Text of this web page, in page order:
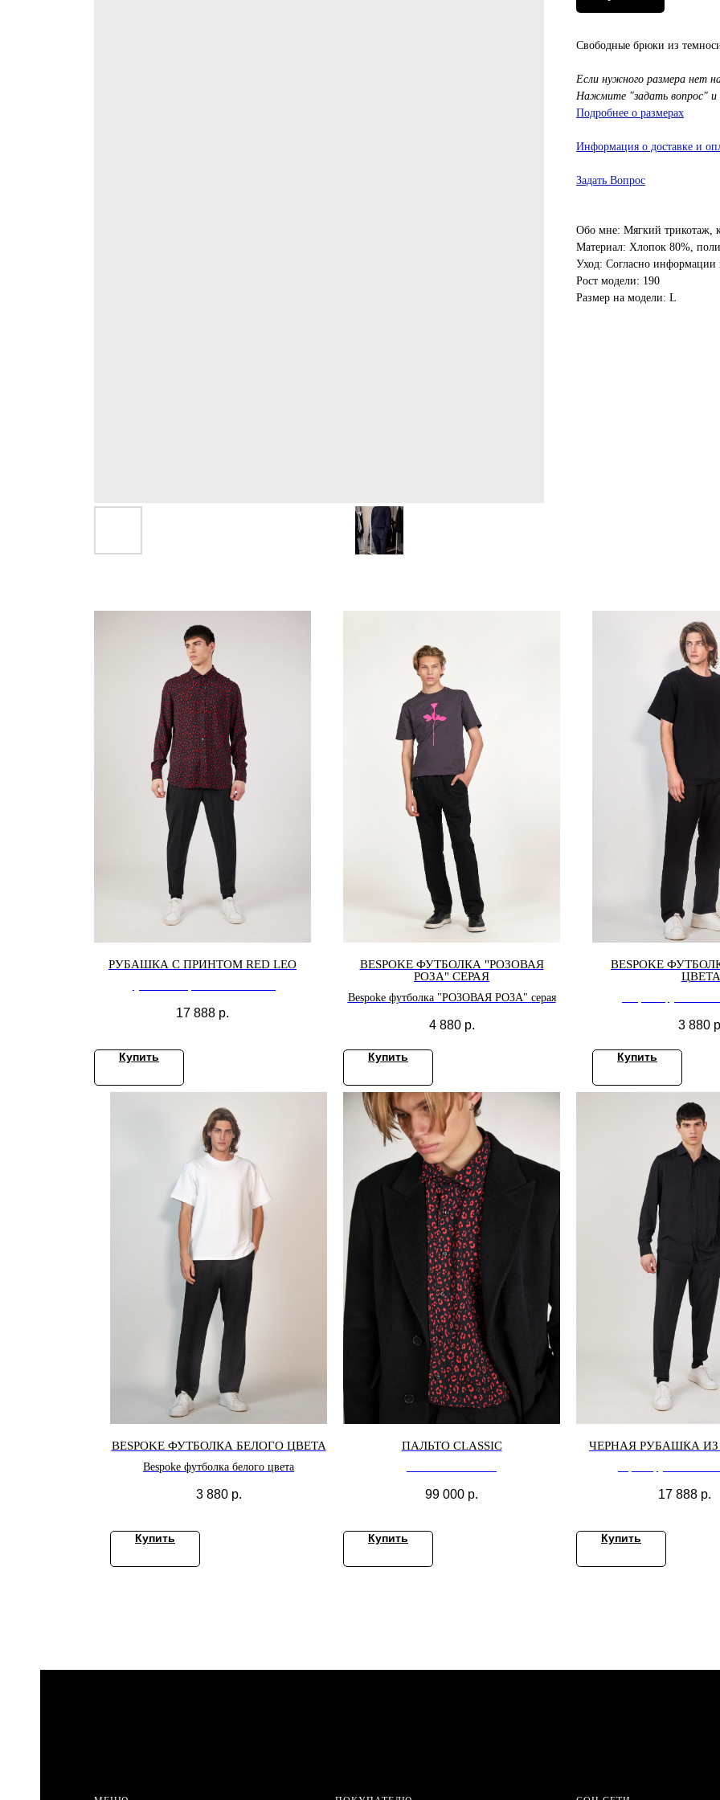
Свободные брюки из
Если нужного размера нет
Нажмите "задать вопрос"
Подробнее о размерах
Информация о доставке и
Задать Вопрос
Обо мне: Мягкий трикотаж,
Материал: Хлопок 80%,
Уход: Согласно информации
Рост модели: 190
Размер на модели: L
РУБАШКА С ПРИНТОМ RED LEO
17 888 р.
Купить
BESPOKE ФУТБОЛКА "РОЗОВАЯ
РОЗА" СЕРАЯ
Bespoke футболка "РОЗОВАЯ РОЗА" серая
4 880 р.
Купить
BESPOKE
ЦВЕТА
3 880
Купить
BESPOKE ФУТБОЛКА БЕЛОГО ЦВЕТА
Bespoke футболка белого цвета
3 880 р.
Купить
ПАЛЬТО CLASSIC
99 000 р.
Купить
ЧЕРНАЯ РУБАШКА
17 888 р.
Купить